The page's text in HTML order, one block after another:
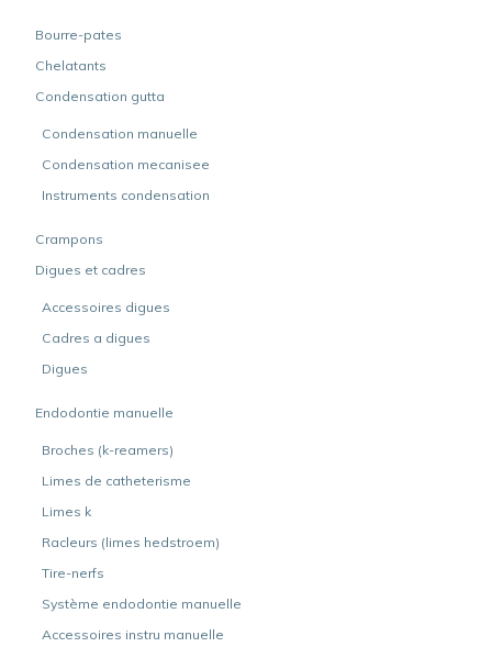
Bourre-pates
Chelatants
Condensation gutta
Condensation manuelle
Condensation mecanisee
Instruments condensation
Crampons
Digues et cadres
Accessoires digues
Cadres a digues
Digues
Endodontie manuelle
Broches (k-reamers)
Limes de catheterisme
Limes k
Racleurs (limes hedstroem)
Tire-nerfs
Système endodontie manuelle
Accessoires instru manuelle